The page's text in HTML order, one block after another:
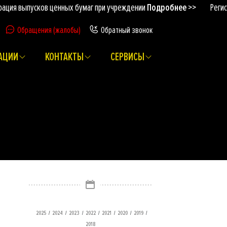
выпусков ценных бумаг при учрежденииПодробнее >>
Обращения (жалобы) Обратный звонок
КОНТАКТЫ СЕРВИСЫ
2025 / 2024 / 2023 / 2022 / 2021 / 2020 / 2019 /
2018